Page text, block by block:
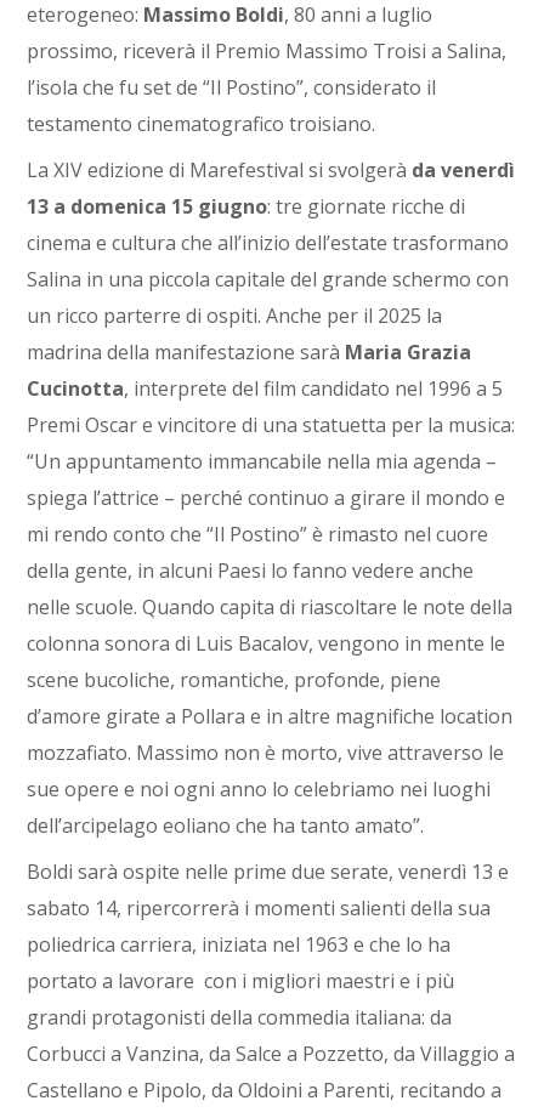
eterogeneo: Massimo Boldi, 80 anni a luglio
prossimo, riceverà il Premio Massimo Troisi a Salina,
l’isola che fu set de “Il Postino”, considerato il
testamento cinematografico troisiano.
La XIV edizione di Marefestival si svolgerà da venerdì
13 a domenica 15 giugno: tre giornate ricche di
cinema e cultura che all’inizio dell’estate trasformano
Salina in una piccola capitale del grande schermo con
un ricco parterre di ospiti. Anche per il 2025 la
madrina della manifestazione sarà Maria Grazia
Cucinotta, interprete del film candidato nel 1996 a 5
Premi Oscar e vincitore di una statuetta per la musica:
“Un appuntamento immancabile nella mia agenda –
spiega l’attrice – perché continuo a girare il mondo e
mi rendo conto che “Il Postino” è rimasto nel cuore
della gente, in alcuni Paesi lo fanno vedere anche
nelle scuole. Quando capita di riascoltare le note della
colonna sonora di Luis Bacalov, vengono in mente le
scene bucoliche, romantiche, profonde, piene
d’amore girate a Pollara e in altre magnifiche location
mozzafiato. Massimo non è morto, vive attraverso le
sue opere e noi ogni anno lo celebriamo nei luoghi
dell’arcipelago eoliano che ha tanto amato”.
Boldi sarà ospite nelle prime due serate, venerdì 13 e
sabato 14, ripercorrerà i momenti salienti della sua
poliedrica carriera, iniziata nel 1963 e che lo ha
portato a lavorare con i migliori maestri e i più
grandi protagonisti della commedia italiana: da
Corbucci a Vanzina, da Salce a Pozzetto, da Villaggio a
Castellano e Pipolo, da Oldoini a Parenti, recitando a